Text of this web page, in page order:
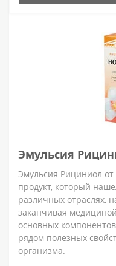
Эмульсия
Эмульсия Рициниол
продукт, который
различных отраслях,
заканчивая
основных
рядом полезных
организма.